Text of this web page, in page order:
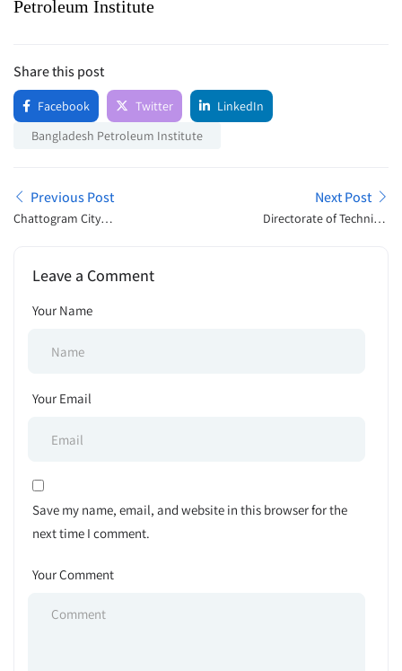
Petroleum Institute
Share this post
Facebook Twitter
LinkedIn
Bangladesh Petroleum Institute
Previous Post
Chattogram City
Next Post
Directorate of Technical
Leave a Comment
Your Name
Your Email
Save my name, email, and website in this browser for the
next time I comment.
Your Comment